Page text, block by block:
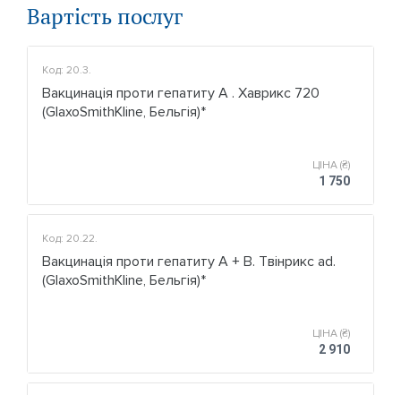
Вартість послуг
Код: 20.3.
Вакцинація проти гепатиту А . Хаврикс 720
(GlaxoSmithKline, Бельгія)*
ЦІНА (₴)
1 750
Код: 20.22.
Вакцинація проти гепатиту А + В. Твінрикс ad.
(GlaxoSmithKline, Бельгія)*
ЦІНА (₴)
2 910